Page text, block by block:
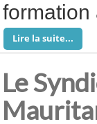
formation
Lire la suite...
Le